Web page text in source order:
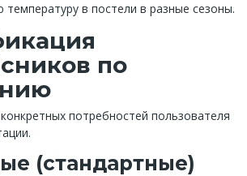
температуру в постели в разные сезоны.
по
потребностей пользователя
(стандартные)